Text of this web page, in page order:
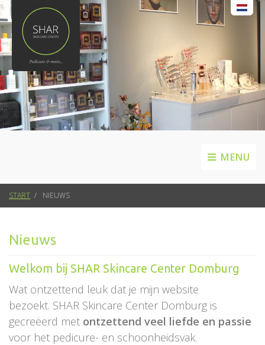
MENU
START NIEUWS
Nieuws
Welkom bij SHAR Skincare Center Domburg
Wat ontzettend leuk dat je mijn website
bezoekt. SHAR Skincare Center Domburg is
gecreëerd met ontzettend veel liefde en passie
voor het pedicure- en schoonheidsvak.